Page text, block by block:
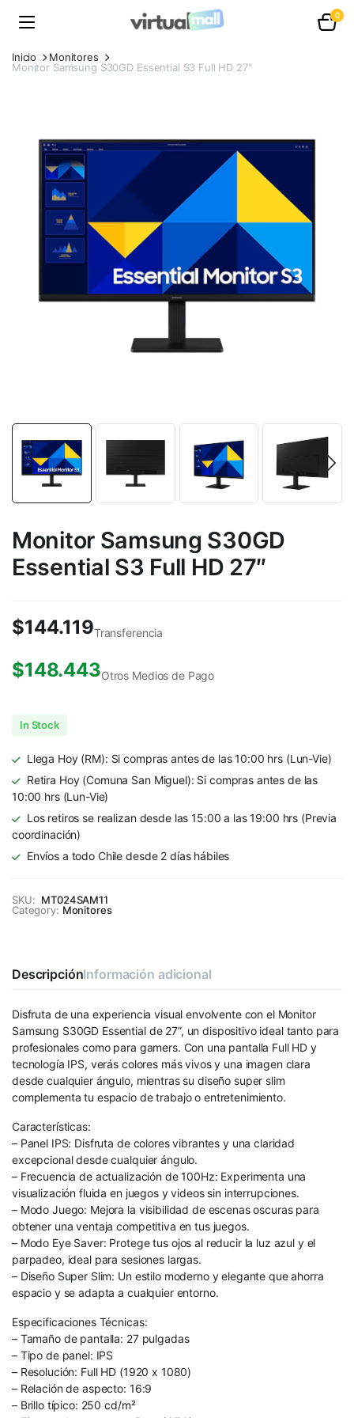
0
Inicio
Monitores
Monitor Samsung S30GD Essential S3 Full HD 27″
Monitor Samsung S30GD
Essential S3 Full HD 27″
$144.119Transferencia
$148.443Otros Medios de Pago
In Stock
Llega Hoy (RM): Si compras antes de las 10:00 hrs (Lun-Vie)
Retira Hoy (Comuna San Miguel): Si compras antes de las
10:00 hrs (Lun-Vie)
Los retiros se realizan desde las 15:00 a las 19:00 hrs (Previa
coordinación)
Envíos a todo Chile desde 2 días hábiles
SKU: MT024SAM11
Category: Monitores
DescripciónInformación adicional
Disfruta de una experiencia visual envolvente con el Monitor
Samsung S30GD Essential de 27”, un dispositivo ideal tanto para
profesionales como para gamers. Con una pantalla Full HD y
tecnología IPS, verás colores más vivos y una imagen clara
desde cualquier ángulo, mientras su diseño super slim
complementa tu espacio de trabajo o entretenimiento.
Características:
– Panel IPS: Disfruta de colores vibrantes y una claridad
excepcional desde cualquier ángulo.
– Frecuencia de actualización de 100Hz: Experimenta una
visualización fluida en juegos y videos sin interrupciones.
– Modo Juego: Mejora la visibilidad de escenas oscuras para
obtener una ventaja competitiva en tus juegos.
– Modo Eye Saver: Protege tus ojos al reducir la luz azul y el
parpadeo, ideal para sesiones largas.
– Diseño Super Slim: Un estilo moderno y elegante que ahorra
espacio y se adapta a cualquier entorno.
Especificaciones Técnicas:
– Tamaño de pantalla: 27 pulgadas
– Tipo de panel: IPS
– Resolución: Full HD (1920 x 1080)
– Relación de aspecto: 16:9
– Brillo típico: 250 cd/m²